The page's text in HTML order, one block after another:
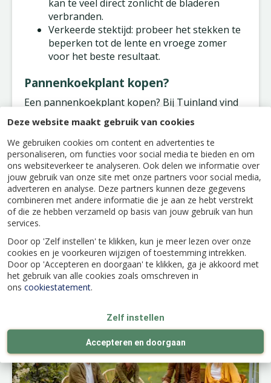
Deze website maakt gebruik van cookies
We gebruiken cookies om content en advertenties te
personaliseren, om functies voor social media te bieden en om
ons websiteverkeer te analyseren. Ook delen we informatie over
jouw gebruik van onze site met onze partners voor social media,
adverteren en analyse. Deze partners kunnen deze gegevens
combineren met andere informatie die je aan ze hebt verstrekt
of die ze hebben verzameld op basis van jouw gebruik van hun
services.
Door op 'Zelf instellen' te klikken, kun je meer lezen over onze
cookies en je voorkeuren wijzigen of toestemming intrekken.
Door op 'Accepteren en doorgaan' te klikken, ga je akkoord met
het gebruik van alle cookies zoals omschreven in
ons cookiestatement.
Zelf instellen
Accepteren en doorgaan
kan te veel direct zonlicht de bladeren
verbranden.
Verkeerde stektijd: probeer het stekken te
beperken tot de lente en vroege zomer
voor het beste resultaat.
Pannenkoekplant kopen?
Een pannenkoekplant kopen? Bij Tuinland vind
je niet alleen een breed assortiment aan
gezonde en mooie pannenkoekplanten, maar
ook krijg je deskundig advies over de verzorging
ervan. Bij Tuinland ben je verzekerd van kwaliteit
en vitaliteit. Bovendien staat ons vriendelijke en
deskundige personeel altijd klaar om je te
helpen met tips en trucs voor het stekken en
verzorgen van je nieuwe groene aanwinst.
Kijk ook eens naar de volgende berichten: